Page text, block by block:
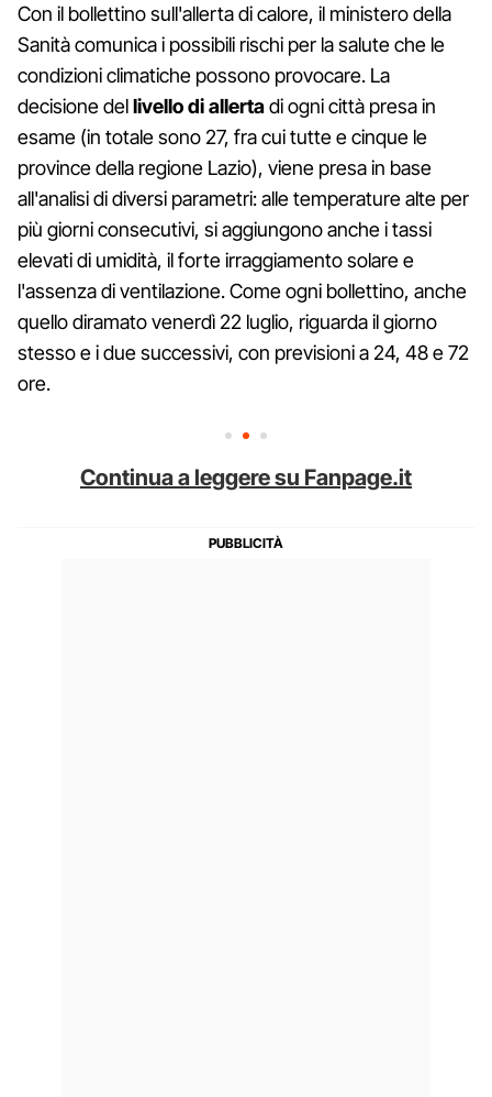
Con il bollettino sull'allerta di calore, il ministero della
Sanità comunica i possibili rischi per la salute che le
condizioni climatiche possono provocare. La
decisione dellivello di allertadi ogni città presa in
esame (in totale sono 27, fra cui tutte e cinque le
province della regione Lazio), viene presa in base
all'analisi di diversi parametri: alle temperature alte per
più giorni consecutivi, si aggiungono anche i tassi
elevati di umidità, il forte irraggiamento solare e
l'assenza di ventilazione. Come ogni bollettino, anche
quello diramato venerdì 22 luglio, riguarda il giorno
stesso e i due successivi, con previsioni a 24, 48 e 72
ore.
Continua a leggere su Fanpage.it